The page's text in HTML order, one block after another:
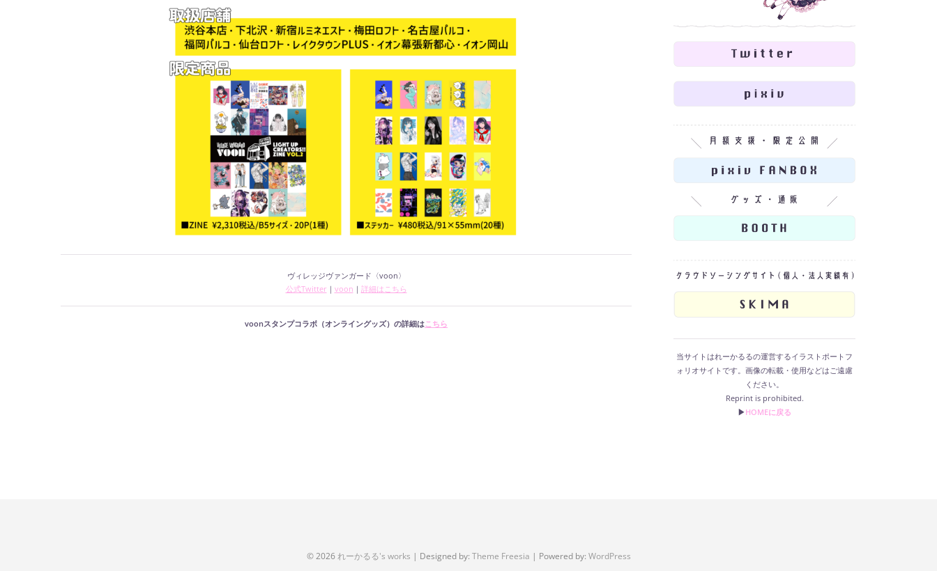
ヴィレッジヴァンガード〈voon〉
公式Twitter ｜ voon ｜ 詳細はこちら
voonスタンプコラボ（オンライングッズ）の詳細はこちら
当サイトはれーかるるの運営するイラストポートフ
ォリオサイトです。画像の転載・使用などはご遠慮
ください。
Reprint is prohibited.
▶︎HOMEに戻る
© 2026れーかるる's works | Designed by: Theme Freesia | Powered by: WordPress